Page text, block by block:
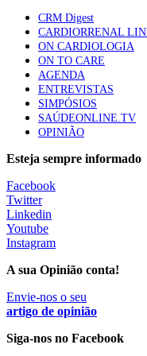
Trodelvy
mama triplo
elegíveis para
61 visualizações
Especialistas
para ajudar a
57 visualizações
MAIS NOTÍCIAS
Sindicato diz que nova
estabilidade no SNS
6 Ago, 2026|0 Comments
Mais de 400 utentes
para tratamentos de
CRM Digest
CARDIORRENAL
ON CARDIOLOGIA
ON TO CARE
AGENDA
ENTREVISTAS
SIMPÓSIOS
SAÚDEONLINE.TV
OPINIÃO
Esteja sempre informado
Facebook
Twitter
Linkedin
Youtube
Instagram
A sua Opinião conta!
Envie-nos o seu
artigo de opinião
Siga-nos no Facebook